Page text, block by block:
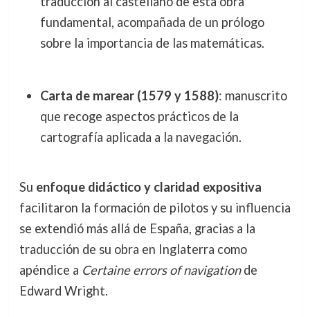
fundamental, acompañada de un prólogo
sobre la importancia de las matemáticas.
Carta de marear (1579 y 1588): manuscrito
que recoge aspectos prácticos de la
cartografía aplicada a la navegación.
Su enfoque didáctico y claridad expositiva
facilitaron la formación de pilotos y su influencia
se extendió más allá de España, gracias a la
traducción de su obra en Inglaterra como
apéndice a Certaine errors of navigationde
Edward Wright.